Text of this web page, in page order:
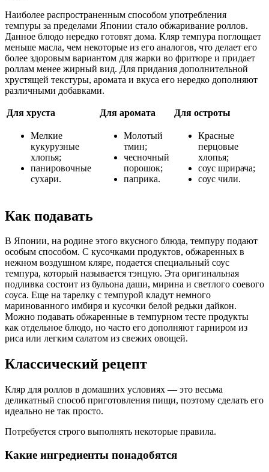
Наиболее распространенным способом употребления
темпуры за пределами Японии стало обжаривание роллов.
Данное блюдо нередко готовят дома. Кляр темпура поглощает
меньше масла, чем некоторые из его аналогов, что делает его
более здоровым вариантом для жарки во фритюре и придает
роллам менее жирный вид. Для придания дополнительной
хрустящей текстуры, аромата и вкуса его нередко дополняют
различными добавками.
Для хруста Для аромата Для остроты
Мелкие
кукурузные
хлопья;
панировочные
сухари.
Молотый
тмин;
чесночный
порошок;
паприка.
Красные
перцовые
хлопья;
соус шрирача;
соус чили.
Как подавать
В Японии, на родине этого вкусного блюда, темпуру подают
особым способом. С кусочками продуктов, обжаренных в
нежном воздушном кляре, подается специальный соус
темпура, который называется тэнцую. Эта оригинальная
подливка состоит из бульона даши, мирина и светлого соевого
соуса. Еще на тарелку с темпурой кладут немного
маринованного имбиря и кусочки белой редьки дайкон.
Можно подавать обжаренные в темпурном тесте продукты
как отдельное блюдо, но часто его дополняют гарниром из
риса или легким салатом из свежих овощей.
Классический рецепт
Кляр для роллов в домашних условиях — это весьма
деликатный способ приготовления пищи, поэтому сделать его
идеально не так просто.
Потребуется строго выполнять некоторые правила.
Какие ингредиенты понадобятся